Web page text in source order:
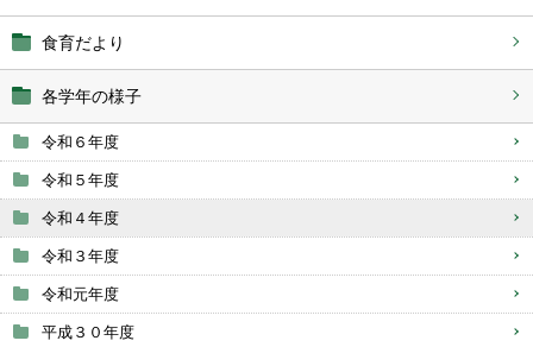
食育だより
各学年の様子
令和６年度
令和５年度
令和４年度
令和３年度
令和元年度
平成３０年度